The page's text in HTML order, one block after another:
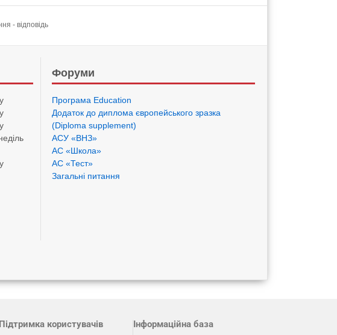
- відповідь
Форуми
Програма Eduсation
Додаток до диплома європейського зразка
(Diploma supplement)
АСУ «ВНЗ»
АС «Школа»
АС «Тест»
Загальні питання
Підтримка користувачів Інформаційна база